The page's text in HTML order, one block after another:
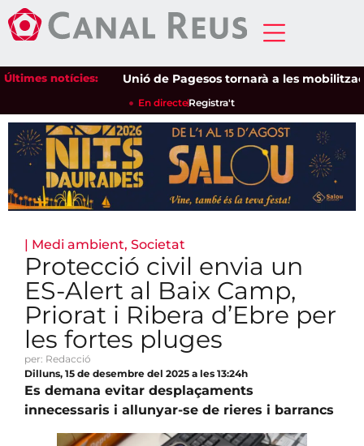
Últimes notícies: Unió de Pagesos tornarà a les
En directeRegistra't
| Medi ambient, Societat
Protecció civil envia un
ES-Alert al Baix Camp,
Priorat i Ribera d’Ebre per
les fortes pluges
per: Redacció
Dilluns, 15 de desembre del 2025 a les 13:24h
Es demana evitar desplaçaments
innecessaris i allunyar-se de rieres i barrancs